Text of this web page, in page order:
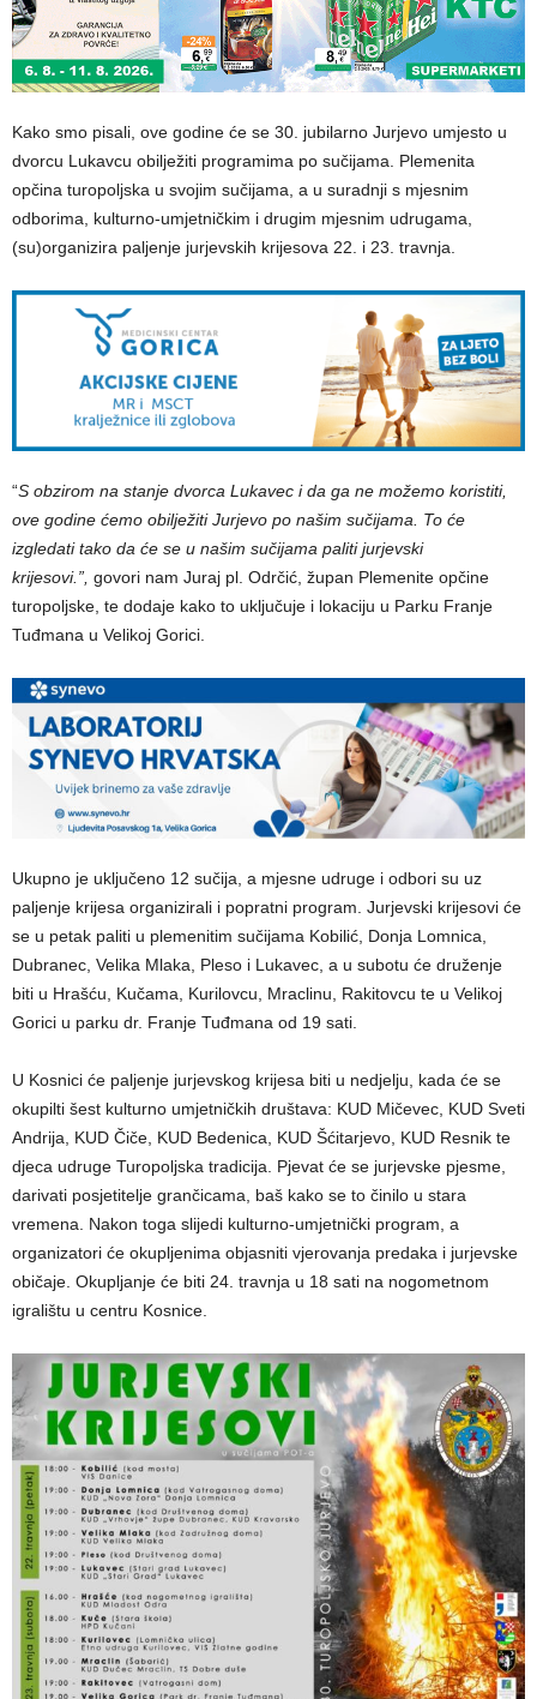
Kako smo pisali, ove godine će se 30. jubilarno Jurjevo umjesto u
dvorcu Lukavcu obilježiti programima po sučijama. Plemenita
opčina turopoljska u svojim sučijama, a u suradnji s mjesnim
odborima, kulturno-umjetničkim i drugim mjesnim udrugama,
(su)organizira paljenje jurjevskih krijesova 22. i 23. travnja.
“S obzirom na stanje dvorca Lukavec i da ga ne možemo koristiti,
ove godine ćemo obilježiti Jurjevo po našim sučijama. To će
izgledati tako da će se u našim sučijama paliti jurjevski
krijesovi.”, govori nam Juraj pl. Odrčić, župan Plemenite opčine
turopoljske, te dodaje kako to uključuje i lokaciju u Parku Franje
Tuđmana u Velikoj Gorici.
Ukupno je uključeno 12 sučija, a mjesne udruge i odbori su uz
paljenje krijesa organizirali i popratni program. Jurjevski krijesovi će
se u petak paliti u plemenitim sučijama Kobilić, Donja Lomnica,
Dubranec, Velika Mlaka, Pleso i Lukavec, a u subotu će druženje
biti u Hrašću, Kučama, Kurilovcu, Mraclinu, Rakitovcu te u Velikoj
Gorici u parku dr. Franje Tuđmana od 19 sati.
U Kosnici će paljenje jurjevskog krijesa biti u nedjelju, kada će se
okupilti šest kulturno umjetničkih društava: KUD Mičevec, KUD Sveti
Andrija, KUD Čiče, KUD Bedenica, KUD Šćitarjevo, KUD Resnik te
djeca udruge Turopoljska tradicija. Pjevat će se jurjevske pjesme,
darivati posjetitelje grančicama, baš kako se to činilo u stara
vremena. Nakon toga slijedi kulturno-umjetnički program, a
organizatori će okupljenima objasniti vjerovanja predaka i jurjevske
običaje. Okupljanje će biti 24. travnja u 18 sati na nogometnom
igralištu u centru Kosnice.